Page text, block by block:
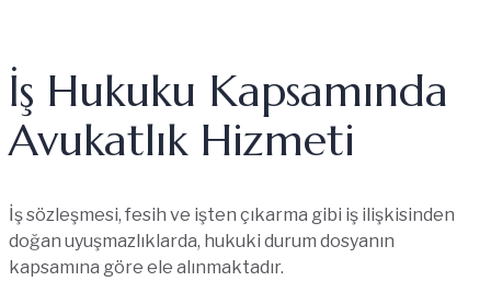
İş Hukuku Kapsamında
Avukatlık Hizmeti
İş sözleşmesi, fesih ve işten çıkarma gibi iş ilişkisinden
doğan uyuşmazlıklarda, hukuki durum dosyanın
kapsamına göre ele alınmaktadır.